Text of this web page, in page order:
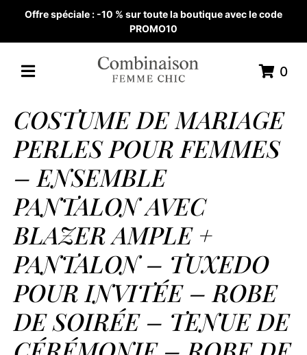
Offre spéciale : -10 % sur toute la boutique avec le code
PROMO10
0
COSTUME DE MARIAGE
PERLES POUR FEMMES
– ENSEMBLE
PANTALON AVEC
BLAZER AMPLE +
PANTALON – TUXEDO
POUR INVITÉE – ROBE
DE SOIRÉE – TENUE DE